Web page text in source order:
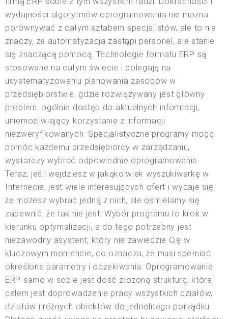
wydajności algorytmów oprogramowania nie można
porównywać z całym sztabem specjalistów, ale to nie
znaczy, że automatyzacja zastąpi personel, ale stanie
się znaczącą pomocą. Technologie formatu ERP są
stosowane na całym świecie i polegają na
usystematyzowaniu planowania zasobów w
przedsiębiorstwie, gdzie rozwiązywany jest główny
problem, ogólnie dostęp do aktualnych informacji,
uniemożliwiający korzystanie z informacji
niezweryfikowanych. Specjalistyczne programy mogą
pomóc każdemu przedsiębiorcy w zarządzaniu,
wystarczy wybrać odpowiednie oprogramowanie.
Teraz, jeśli wejdziesz w jakąkolwiek wyszukiwarkę w
Internecie, jest wiele interesujących ofert i wydaje się,
że możesz wybrać jedną z nich, ale ośmielamy się
zapewnić, że tak nie jest. Wybór programu to krok w
kierunku optymalizacji, a do tego potrzebny jest
niezawodny asystent, który nie zawiedzie Cię w
kluczowym momencie, co oznacza, że musi spełniać
określone parametry i oczekiwania. Oprogramowanie
ERP samo w sobie jest dość złożoną strukturą, której
celem jest doprowadzenie pracy wszystkich działów,
działów i różnych obiektów do jednolitego porządku.